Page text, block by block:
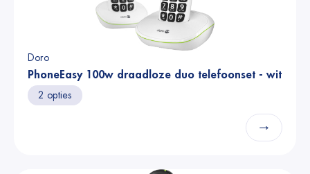
Doro
PhoneEasy 100w draadloze duo telefoonset - wit
2 opties
→